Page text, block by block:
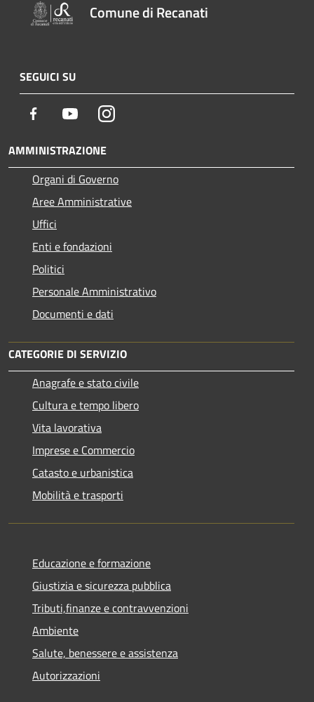
Comune di Recanati
SEGUICI SU
Facebook YoutubeInstagram
AMMINISTRAZIONE
Organi di Governo
Aree Amministrative
Uffici
Enti e fondazioni
Politici
Personale Amministrativo
Documenti e dati
CATEGORIE DI SERVIZIO
Anagrafe e stato civile
Cultura e tempo libero
Vita lavorativa
Imprese e Commercio
Catasto e urbanistica
Mobilità e trasporti
Educazione e formazione
Giustizia e sicurezza pubblica
Tributi,finanze e contravvenzioni
Ambiente
Salute, benessere e assistenza
Autorizzazioni